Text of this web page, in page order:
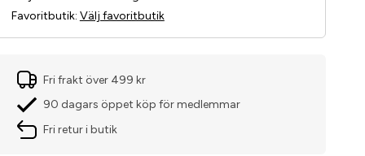
Favoritbutik: Välj favoritbutik
Fri frakt över 499 kr
90 dagars öppet köp för medlemmar
Fri retur i butik